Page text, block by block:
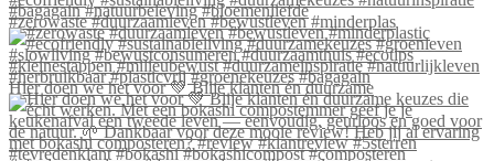
#zerowaste #duurzaamleven #bewustleven #minderplas
Hier doen we het voor 💚 Blije klanten én duurzame